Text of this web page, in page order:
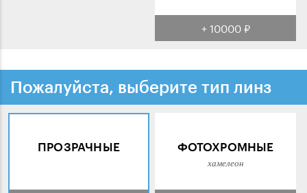
+ 10000 ₽
Пожалуйста, выберите тип линз
ПРОЗРАЧНЫЕ ФОТОХРОМНЫЕ
хамелеон